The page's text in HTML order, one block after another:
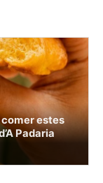
comer estes
Padaria